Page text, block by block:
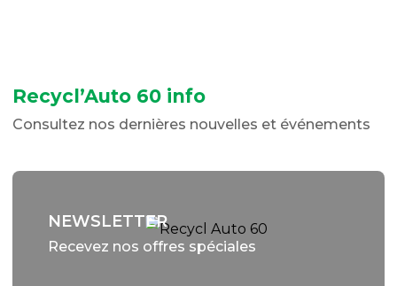
Recycl’Auto 60 info
Consultez nos dernières nouvelles et événements
NEWSLETTER
Recevez nos offres spéciales